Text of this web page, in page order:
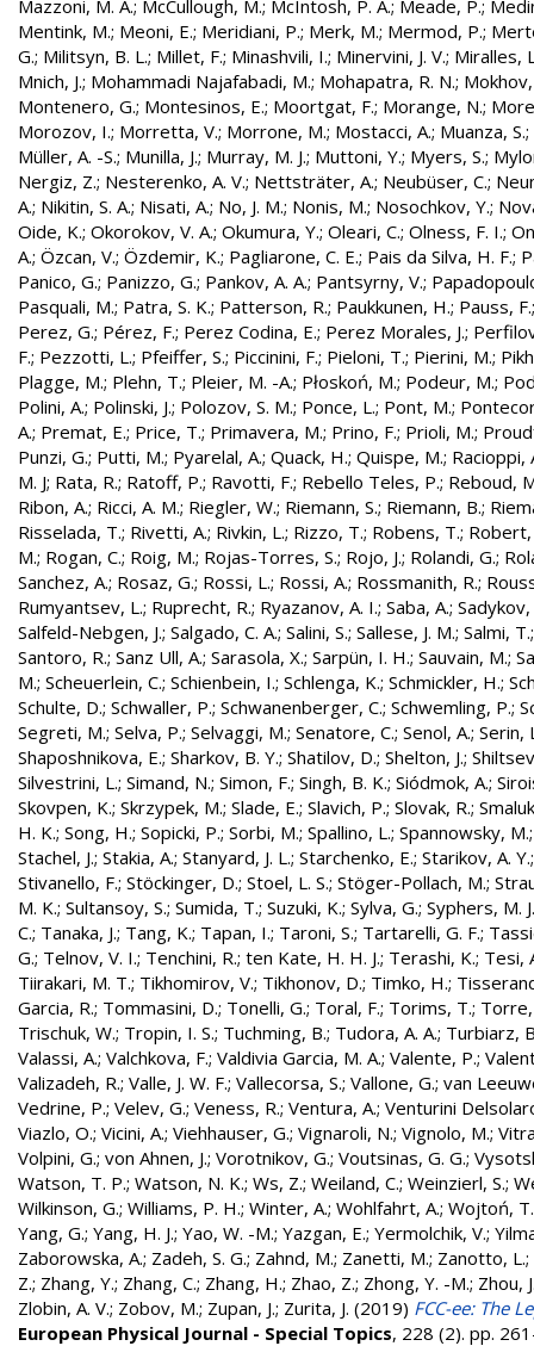
Mazzoni, M. A.; McCullough, M.; McIntosh, P. A.; Meade, P.;
Mentink, M.; Meoni, E.; Meridiani, P.; Merk, M.; Mermod, P.;
G.; Militsyn, B. L.; Millet, F.; Minashvili, I.; Minervini, J. V.; Miralles,
Mnich, J.; Mohammadi Najafabadi, M.; Mohapatra, R. N.;
Montenero, G.; Montesinos, E.; Moortgat, F.; Morange, N.;
Morozov, I.; Morretta, V.; Morrone, M.; Mostacci, A.; Muanza, S.;
Müller, A. -S.; Munilla, J.; Murray, M. J.; Muttoni, Y.; Myers, S.;
Nergiz, Z.; Nesterenko, A. V.; Nettsträter, A.; Neubüser, C.;
A.; Nikitin, S. A.; Nisati, A.; No, J. M.; Nonis, M.; Nosochkov, Y.;
Oide, K.; Okorokov, V. A.; Okumura, Y.; Oleari, C.; Olness, F. I.;
A.; Özcan, V.; Özdemir, K.; Pagliarone, C. E.; Pais da Silva, H. F.;
Panico, G.; Panizzo, G.; Pankov, A. A.; Pantsyrny, V.;
Pasquali, M.; Patra, S. K.; Patterson, R.; Paukkunen, H.; Pauss, F.
Perez, G.; Pérez, F.; Perez Codina, E.; Perez Morales, J.;
F.; Pezzotti, L.; Pfeiffer, S.; Piccinini, F.; Pieloni, T.; Pierini, M.;
Plagge, M.; Plehn, T.; Pleier, M. -A.; Płoskoń, M.; Podeur, M.;
Polini, A.; Polinski, J.; Polozov, S. M.; Ponce, L.; Pont, M.;
A.; Premat, E.; Price, T.; Primavera, M.; Prino, F.; Prioli, M.;
Punzi, G.; Putti, M.; Pyarelal, A.; Quack, H.; Quispe, M.; Racioppi,
M. J; Rata, R.; Ratoff, P.; Ravotti, F.; Rebello Teles, P.; Reboud,
Ribon, A.; Ricci, A. M.; Riegler, W.; Riemann, S.; Riemann, B.;
Risselada, T.; Rivetti, A.; Rivkin, L.; Rizzo, T.; Robens, T.; Robert,
M.; Rogan, C.; Roig, M.; Rojas-Torres, S.; Rojo, J.; Rolandi, G.;
Sanchez, A.; Rosaz, G.; Rossi, L.; Rossi, A.; Rossmanith, R.;
Rumyantsev, L.; Ruprecht, R.; Ryazanov, A. I.; Saba, A.; Sadykov,
Salfeld-Nebgen, J.; Salgado, C. A.; Salini, S.; Sallese, J. M.; Salmi, T.
Santoro, R.; Sanz Ull, A.; Sarasola, X.; Sarpün, I. H.; Sauvain, M.;
M.; Scheuerlein, C.; Schienbein, I.; Schlenga, K.; Schmickler, H.;
Schulte, D.; Schwaller, P.; Schwanenberger, C.; Schwemling, P.;
Segreti, M.; Selva, P.; Selvaggi, M.; Senatore, C.; Senol, A.; Serin,
Shaposhnikova, E.; Sharkov, B. Y.; Shatilov, D.; Shelton, J.;
Silvestrini, L.; Simand, N.; Simon, F.; Singh, B. K.; Siódmok, A.;
Skovpen, K.; Skrzypek, M.; Slade, E.; Slavich, P.; Slovak, R.;
H. K.; Song, H.; Sopicki, P.; Sorbi, M.; Spallino, L.; Spannowsky, M.
Stachel, J.; Stakia, A.; Stanyard, J. L.; Starchenko, E.; Starikov, A. Y.
Stivanello, F.; Stöckinger, D.; Stoel, L. S.; Stöger-Pollach, M.;
M. K.; Sultansoy, S.; Sumida, T.; Suzuki, K.; Sylva, G.; Syphers, M. J.
C.; Tanaka, J.; Tang, K.; Tapan, I.; Taroni, S.; Tartarelli, G. F.;
G.; Telnov, V. I.; Tenchini, R.; ten Kate, H. H. J.; Terashi, K.; Tesi,
Tiirakari, M. T.; Tikhomirov, V.; Tikhonov, D.; Timko, H.;
Garcia, R.; Tommasini, D.; Tonelli, G.; Toral, F.; Torims, T.;
Trischuk, W.; Tropin, I. S.; Tuchming, B.; Tudora, A. A.; Turbiarz,
Valassi, A.; Valchkova, F.; Valdivia Garcia, M. A.; Valente, P.;
Valizadeh, R.; Valle, J. W. F.; Vallecorsa, S.; Vallone, G.; van
Vedrine, P.; Velev, G.; Veness, R.; Ventura, A.; Venturini
Viazlo, O.; Vicini, A.; Viehhauser, G.; Vignaroli, N.; Vignolo, M.;
Volpini, G.; von Ahnen, J.; Vorotnikov, G.; Voutsinas, G. G.;
Watson, T. P.; Watson, N. K.; Ws, Z.; Weiland, C.; Weinzierl, S.;
Wilkinson, G.; Williams, P. H.; Winter, A.; Wohlfahrt, A.; Wojtoń, T.
Yang, G.; Yang, H. J.; Yao, W. -M.; Yazgan, E.; Yermolchik, V.;
Zaborowska, A.; Zadeh, S. G.; Zahnd, M.; Zanetti, M.; Zanotto, L.;
Z.; Zhang, Y.; Zhang, C.; Zhang, H.; Zhao, Z.; Zhong, Y. -M.; Zhou,
Zlobin, A. V.; Zobov, M.; Zupan, J.; Zurita, J. (2019) FCC-ee: The
European Physical Journal - Special Topics, 228 (2). pp.